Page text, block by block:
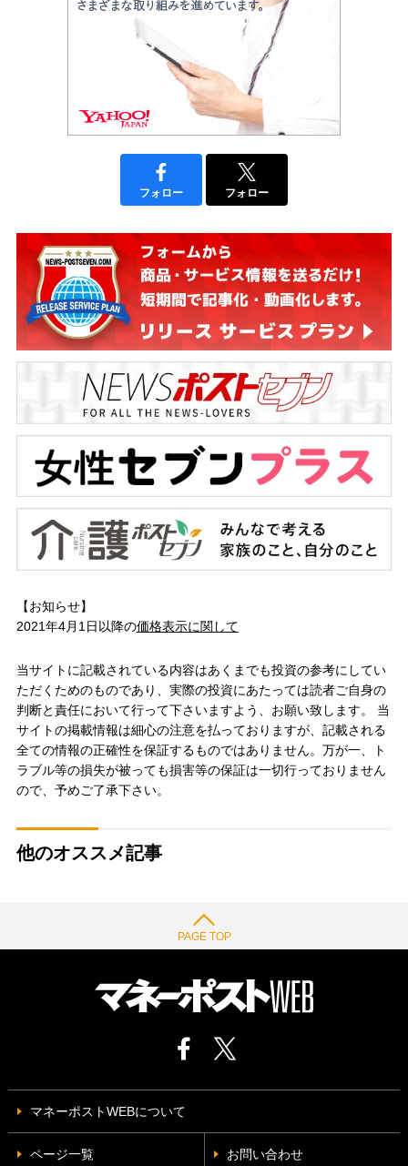
フォロー フォロー
【お知らせ】
2021年4月1日以降の価格表示に関して
当サイトに記載されている内容はあくまでも投資の参考にしてい
ただくためのものであり、実際の投資にあたっては読者ご自身の
判断と責任において行って下さいますよう、お願い致します。 当
サイトの掲載情報は細心の注意を払っておりますが、記載される
全ての情報の正確性を保証するものではありません。万が一、ト
ラブル等の損失が被っても損害等の保証は一切行っておりません
ので、予めご了承下さい。
他のオススメ記事
PAGE TOP
マネーポストWEBについて
ページ一覧 お問い合わせ